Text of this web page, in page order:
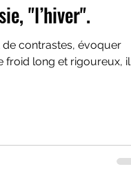
"l’hiver".
de contrastes, évoquer
froid long et rigoureux, il